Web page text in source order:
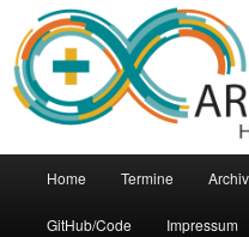
Inhalt
wechseln
sekundären
Inhalt
wechselnArduino-
Arduino Treffpunkt der Region
Home Termine Archiv
GitHub/Code Impressum